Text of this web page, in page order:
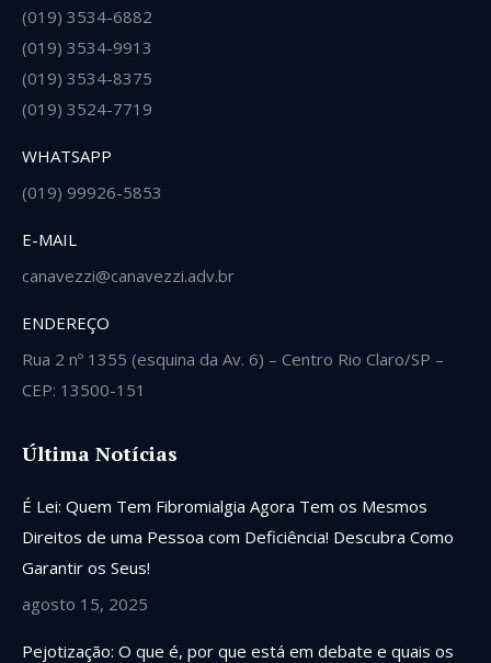
(019) 3534-6882
(019) 3534-9913
(019) 3534-8375
(019) 3524-7719
WHATSAPP
(019) 99926-5853
E-MAIL
canavezzi@canavezzi.adv.br
ENDEREÇO
Rua 2 nº 1355 (esquina da Av. 6) – Centro Rio Claro/SP –
CEP: 13500-151
Última Notícias
É Lei: Quem Tem Fibromialgia Agora Tem os Mesmos
Direitos de uma Pessoa com Deficiência! Descubra Como
Garantir os Seus!
agosto 15, 2025
Pejotização: O que é, por que está em debate e quais os